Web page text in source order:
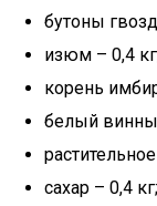
бутоны
изюм – 0,4
корень
белый
сахар – 0,4 кг;